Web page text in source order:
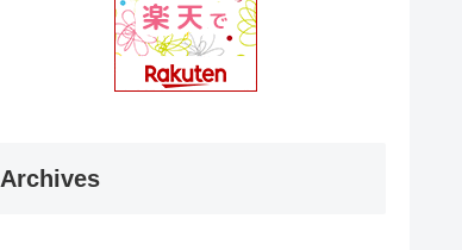
Archives